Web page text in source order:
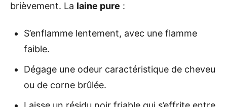
brièvement. La laine pure :
S’enflamme lentement, avec une flamme
faible.
Dégage une odeur caractéristique de cheveu
ou de corne brûlée.